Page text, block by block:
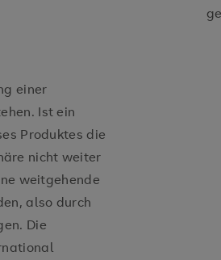
einer
Ist ein
Produktes die
nicht weiter
weitgehende
also durch
Die